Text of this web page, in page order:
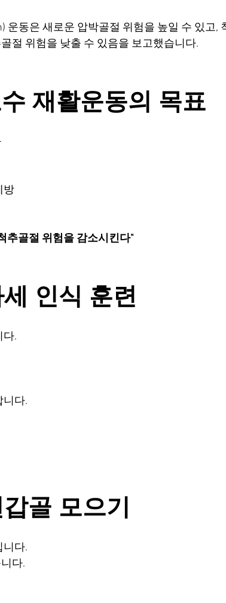
운동은 새로운 압박골절 위험을 높일 수 있고,
절 위험을 낮출 수 있음을 보고했습니다.
재활운동의 목표
방
추골절 위험을 감소시킨다"
인식 훈련
다.
니다.
골 모으기
니다.
다.